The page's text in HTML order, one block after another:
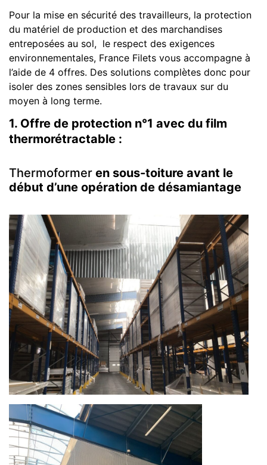
Notre histoire
Nos valeurs
Pour la mise en sécurité des travailleurs, la protection
du matériel de production et des marchandises
entreposées au sol, le respect des exigences
environnementales, France Filets vous accompagne à
l’aide de 4 offres. Des solutions complètes donc pour
isoler des zones sensibles lors de travaux sur du
moyen à long terme.
1. Offre de protection n°1 avec du film
thermorétractable :
Thermoformer en sous-toiture avant le
début d’une opération de désamiantage